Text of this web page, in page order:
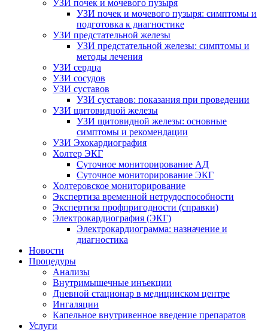
УЗИ почек и мочевого пузыря
УЗИ почек и мочевого пузыря: симптомы и
подготовка к диагностике
УЗИ предстательной железы
УЗИ предстательной железы: симптомы и
методы лечения
УЗИ сердца
УЗИ сосудов
УЗИ суставов
УЗИ суставов: показания при проведении
УЗИ щитовидной железы
УЗИ щитовидной железы: основные
симптомы и рекомендации
УЗИ Эхокардиография
Холтер ЭКГ
Суточное мониторирование АД
Суточное мониторирование ЭКГ
Холтеровское мониторирование
Экспертиза временной нетрудоспособности
Экспертиза профпригодности (справки)
Электрокардиография (ЭКГ)
Электрокардиограмма: назначение и
диагностика
Новости
Процедуры
Анализы
Внутримышечные инъекции
Дневной стационар в медицинском центре
Ингаляции
Капельное внутривенное введение препаратов
Услуги